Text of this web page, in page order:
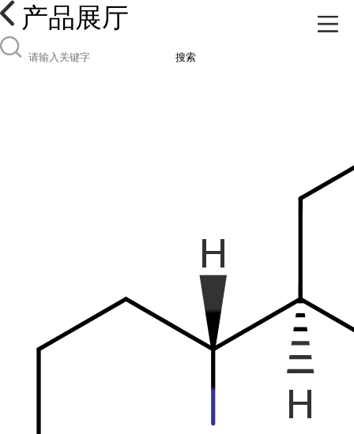
产品展厅
搜索